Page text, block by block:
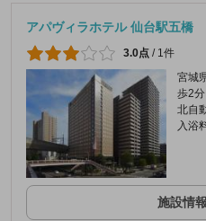
アパヴィラホテル 仙台駅五橋
3.0点 / 1件
宮城
歩2
北自
入浴
施設情